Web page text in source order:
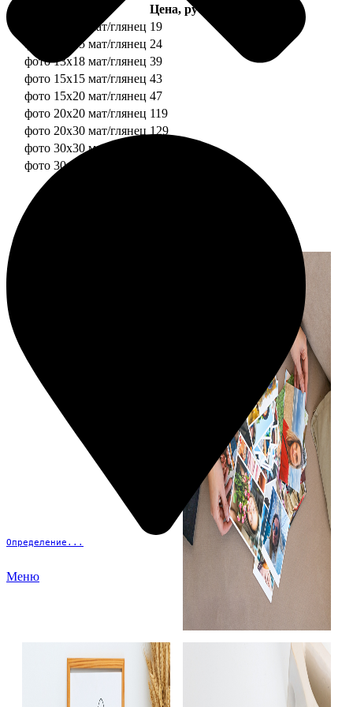
Определение...
Меню
Цена, руб.
фото 10х10 мат/глянец 19
фото 10х15 мат/глянец 24
фото 13х18 мат/глянец 39
фото 15х15 мат/глянец 43
фото 15х20 мат/глянец 47
фото 20х20 мат/глянец 119
фото 20х30 мат/глянец 129
фото 30х30 мат/глянец
фото 30х40 мат/глянец